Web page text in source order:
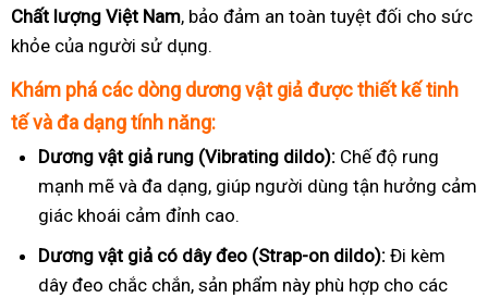
Chất lượng Việt Nam, bảo đảm an toàn tuyệt đối cho sức
khỏe của người sử dụng.
Khám phá các dòng dương vật giả được thiết kế tinh
tế và đa dạng tính năng:
Dương vật giả rung (Vibrating dildo): Chế độ rung
mạnh mẽ và đa dạng, giúp người dùng tận hưởng cảm
giác khoái cảm đỉnh cao.
Dương vật giả có dây đeo (Strap-on dildo): Đi kèm
dây đeo chắc chắn, sản phẩm này phù hợp cho các